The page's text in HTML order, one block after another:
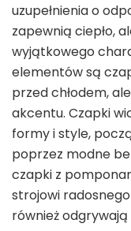
uzupełnienia o
zapewnią ciepło,
wyjątkowego
elementów są
przed chłodem,
akcentu. Czapki
formy i style,
poprzez modne
czapki z
strojowi
również